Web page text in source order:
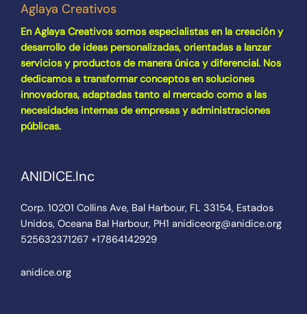
Aglaya Creativos
En Aglaya Creativos somos especialistas en la creación y
desarrollo de ideas personalizadas, orientadas a lanzar
servicios y productos de manera única y diferencial. Nos
dedicamos a transformar conceptos en soluciones
innovadoras, adaptadas tanto al mercado como a las
necesidades internas de empresas y administraciones
públicas.
ANIDICE.Inc
Corp. 10201 Collins Ave, Bal Harbour, FL 33154, Estados
Unidos, Oceana Bal Harbour, PH1 anidiceorg@anidice.org
525632371267 +17864142929
anidice.org